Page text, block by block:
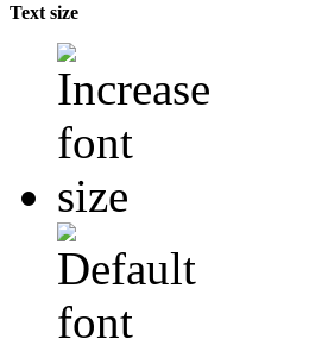
Text size